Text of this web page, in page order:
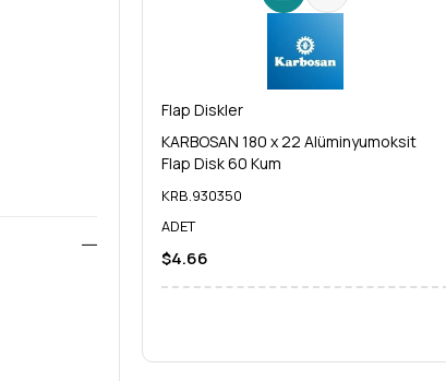
Flap Diskler
KARBOSAN 180 x 22 Alüminyumoksit
Flap Disk 60 Kum
KRB.930350
ADET
$4.66